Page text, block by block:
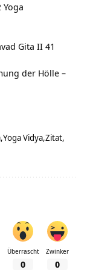
Gita II 41
der Hölle –
Yoga Vidya Zitat
Überrascht
0
Zwinker
0